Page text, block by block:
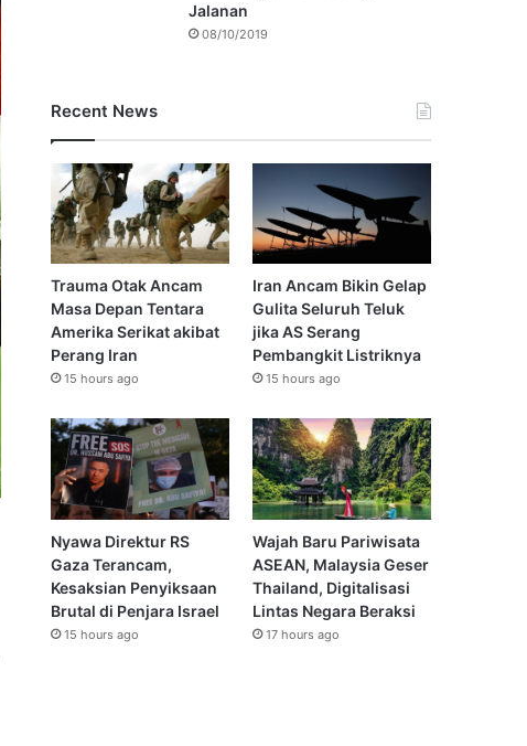
Jalanan
08/10/2019
Recent News
Trauma Otak Ancam
Masa Depan Tentara
Amerika Serikat akibat
Perang Iran
15 hours ago
Iran Ancam Bikin Gelap
Gulita Seluruh Teluk
jika AS Serang
Pembangkit Listriknya
15 hours ago
Nyawa Direktur RS
Gaza Terancam,
Kesaksian Penyiksaan
Brutal di Penjara Israel
15 hours ago
Wajah Baru Pariwisata
ASEAN, Malaysia Geser
Thailand, Digitalisasi
Lintas Negara Beraksi
17 hours ago